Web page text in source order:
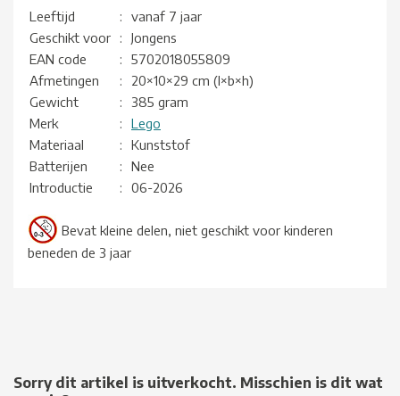
Leeftijd :
vanaf 7 jaar
Geschikt voor
:
Jongens
EAN code
:
5702018055809
Afmetingen
:
20×10×29 cm (l×b×h)
Gewicht
:
385 gram
Merk
:
Lego
Materiaal
:
Kunststof
Batterijen
:
Nee
Introductie
: 06-2026
Bevat kleine delen, niet geschikt voor kinderen
beneden de 3 jaar
Sorry dit artikel is uitverkocht. Misschien is dit wat